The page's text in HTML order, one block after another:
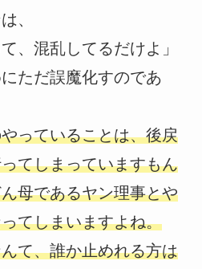
、
、混乱してるだけよ」
ただ誤魔化すのであ
っていることは、後戻
てしまっていますもん
母であるヤン理事とや
てしまいますよね。
て、誰か止めれる方は